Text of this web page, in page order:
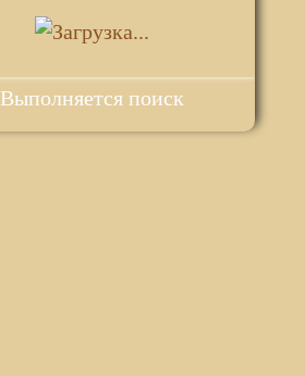
Выполняется поиск